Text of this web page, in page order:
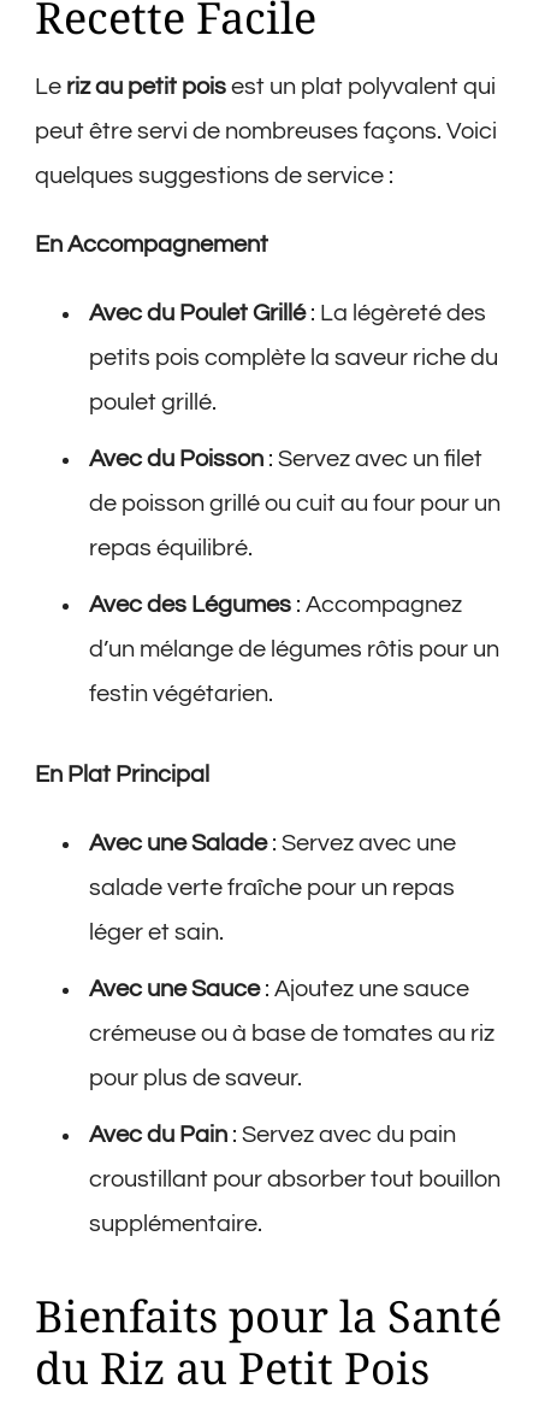
Recette Facile
Le riz au petit pois est un plat polyvalent qui
peut être servi de nombreuses façons. Voici
quelques suggestions de service :
En Accompagnement
Avec du Poulet Grillé: La légèreté des
petits pois complète la saveur riche du
poulet grillé.
Avec du Poisson : Servez avec un filet
de poisson grillé ou cuit au four pour un
repas équilibré.
Avec des Légumes : Accompagnez
d’un mélange de légumes rôtis pour un
festin végétarien.
En Plat Principal
Avec une Salade: Servez avec une
salade verte fraîche pour un repas
léger et sain.
Avec une Sauce: Ajoutez une sauce
crémeuse ou à base de tomates au riz
pour plus de saveur.
Avec du Pain : Servez avec du pain
croustillant pour absorber tout bouillon
supplémentaire.
Bienfaits pour la Santé
du Riz au Petit Pois